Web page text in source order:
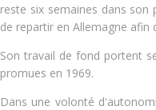
reste six semaines dans son
de repartir en Allemagne afin
Son travail de fond portent
promues en 1969.
Dans une volonté